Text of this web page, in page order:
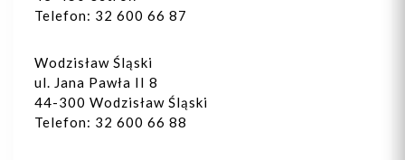
Telefon: 32 600 66 87
Wodzisław Śląski
ul. Jana Pawła II 8
44-300 Wodzisław Śląski
Telefon: 32 600 66 88